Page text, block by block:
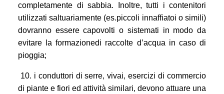
completamente di sabbia. Inoltre, tutti i contenitori
utilizzati saltuariamente (es.piccoli innaffiatoi o simili)
dovranno essere capovolti o sistemati in modo da
evitare la formazionedi raccolte d’acqua in caso di
pioggia;
10. i conduttori di serre, vivai, esercizi di commercio
di piante e fiori ed attività similari, devono attuare una